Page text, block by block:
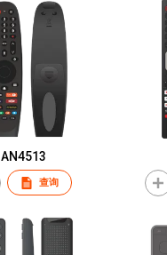
AN4513
查询